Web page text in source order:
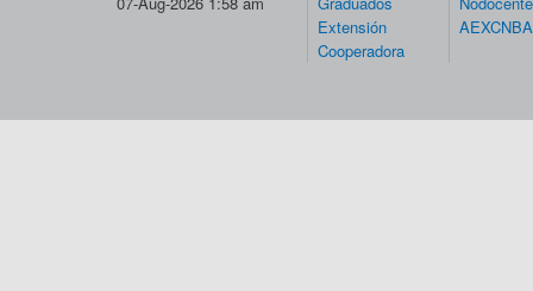
Extensión
Cooperadora
AEXCNBA